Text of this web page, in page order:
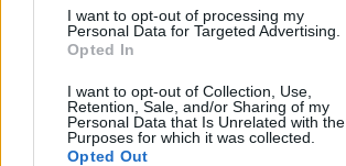
I want to opt-out of processing my
Personal Data for Targeted Advertising.
Opted In
I want to opt-out of Collection, Use,
Retention, Sale, and/or Sharing of my
Personal Data that Is Unrelated with the
Purposes for which it was collected.
Opted Out
•2014. március 20.